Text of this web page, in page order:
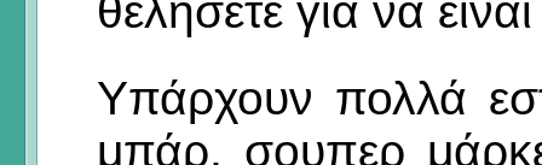
θελήσετε για να
Υπάρχουν πολλά
μπάρ, σουπερ